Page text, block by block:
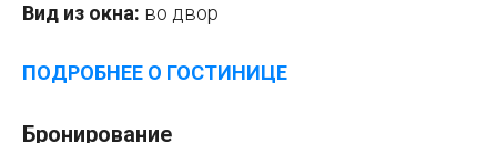
Вид из окна: во двор
ПОДРОБНЕЕ О ГОСТИНИЦЕ
Бронирование